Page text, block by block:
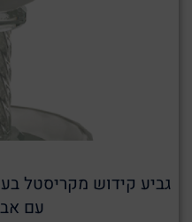
גביע קידוש מקריסטל
עם